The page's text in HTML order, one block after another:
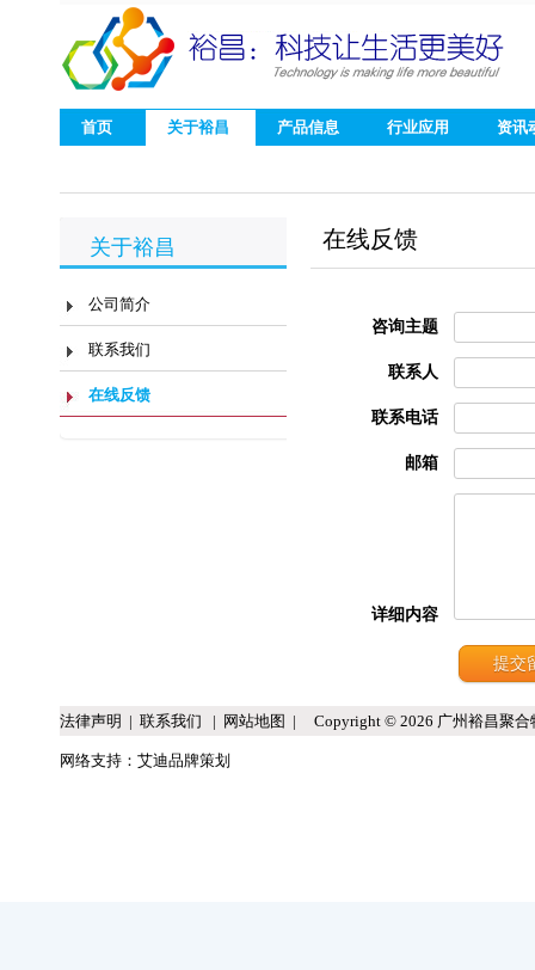
首页 关于裕昌 产品信息 行业应用 资讯
关于裕昌
公司简介
联系我们
在线反馈
在线反馈
咨询主题
联系人
联系电话
邮箱
详细内容
法律声明 | 联系我们 | 网站地图 | Copyright © 2026 广州裕昌聚合
网络支持： 艾迪品牌策划